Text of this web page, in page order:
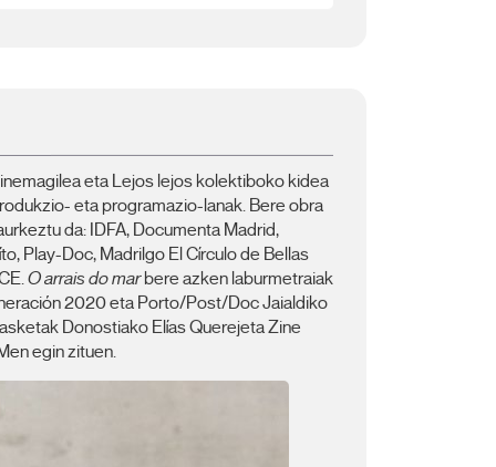
eta Lejos lejos kolektiboko kidea
eta programazio-lanak. Bere obra
da: IDFA, Documenta Madrid,
Play-Doc, Madrilgo El Círculo de Bellas
O arrais do marbere azken laburmetraiak
2020 eta Porto/Post/Doc Jaialdiko
Donostiako Elías Querejeta Zine
egin zituen.